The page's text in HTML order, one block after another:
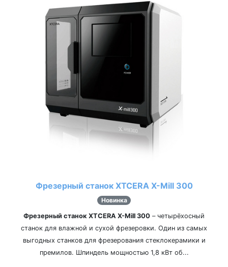
Фрезерный станок XTCERA X-Mill 300
Новинка
Фрезерный станок XTCERA X-Mill 300 – четырёхосный
станок для влажной и сухой фрезеровки. Один из самых
выгодных станков для фрезерования стеклокерамики и
премилов. Шпиндель мощностью 1,8 кВт об...